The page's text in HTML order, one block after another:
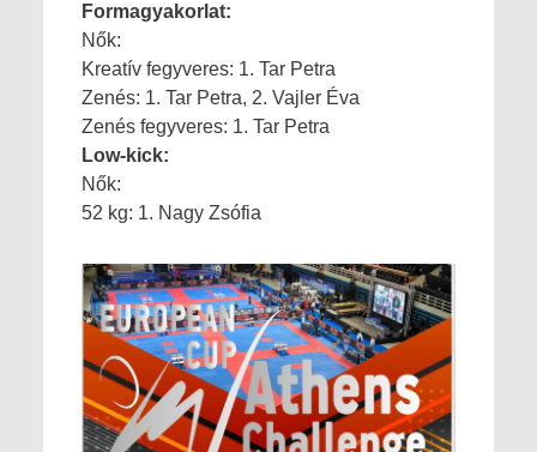
Formagyakorlat:
Nők:
Kreatív fegyveres: 1. Tar Petra
Zenés: 1. Tar Petra, 2. Vajler Éva
Zenés fegyveres: 1. Tar Petra
Low-kick:
Nők:
52 kg: 1. Nagy Zsófia